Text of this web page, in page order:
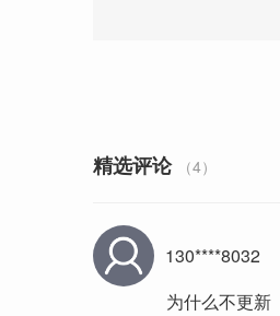
精选评论 （4）
130****8032
为什么不更新